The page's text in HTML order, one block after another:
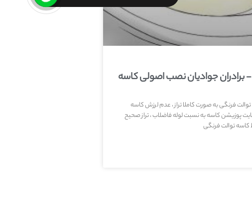
جوادیان نصب اصولی کاسه
فرنگی به صورت کاملا تراز ، عدم لرزش کاسه
پوزیشن کاسه به نسبت لوله فاضلاب ، تراز صحیح
کاسه توالت فرنگی